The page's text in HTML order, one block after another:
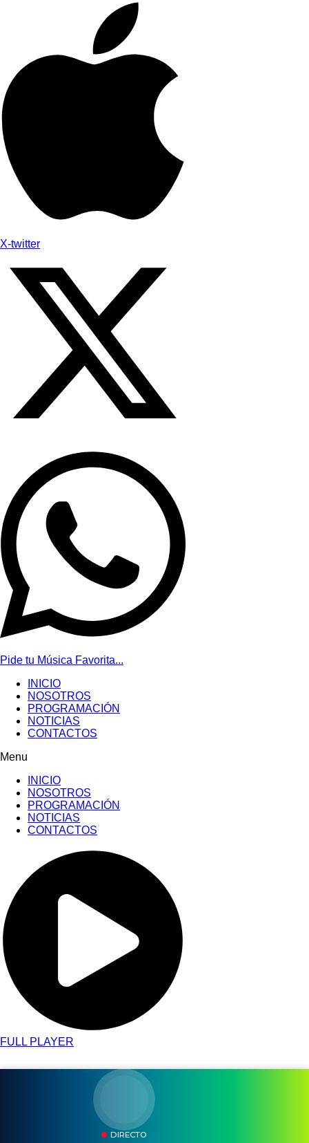
X-twitter
Pide tu Música Favorita...
INICIO
NOSOTROS
PROGRAMACIÓN
NOTICIAS
CONTACTOS
Menu
INICIO
NOSOTROS
PROGRAMACIÓN
NOTICIAS
CONTACTOS
FULL PLAYER
DIRECTO